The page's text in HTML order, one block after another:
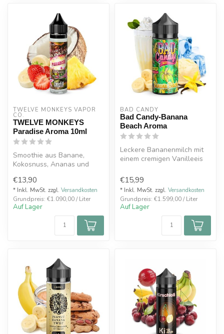
TWELVE MONKEYS VAPOR
CO.
TWELVE MONKEYS
Paradise Aroma 10ml
Smoothie aus Banane,
Kokosnuss, Ananas und
MONKEYS Paradise Arom...
€13,90
* Inkl. MwSt. zzgl. Versandkosten
Grundpreis: €1.090,00 / Liter
Auf Lager
BAD CANDY
Bad Candy-Banana
Beach Aroma
Leckere Bananenmilch mit
einem cremigen Vanilleeis
€15,99
* Inkl. MwSt. zzgl. Versandkosten
Grundpreis: €1.599,00 / Liter
Auf Lager